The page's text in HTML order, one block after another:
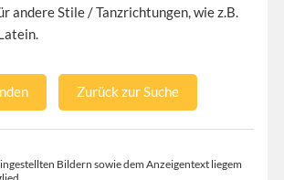
andere Stile / Tanzrichtungen, wie z.B.
Zurück zur Suche
Bildern sowie dem Anzeigentext liegem